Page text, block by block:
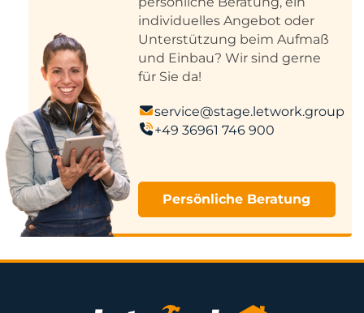
individuelles Angebot oder
Unterstützung beim Aufmaß
und Einbau? Wir sind gerne
für Sie da!
service@stage.letwork.group
+49 36961 746 900
Persönliche Beratung